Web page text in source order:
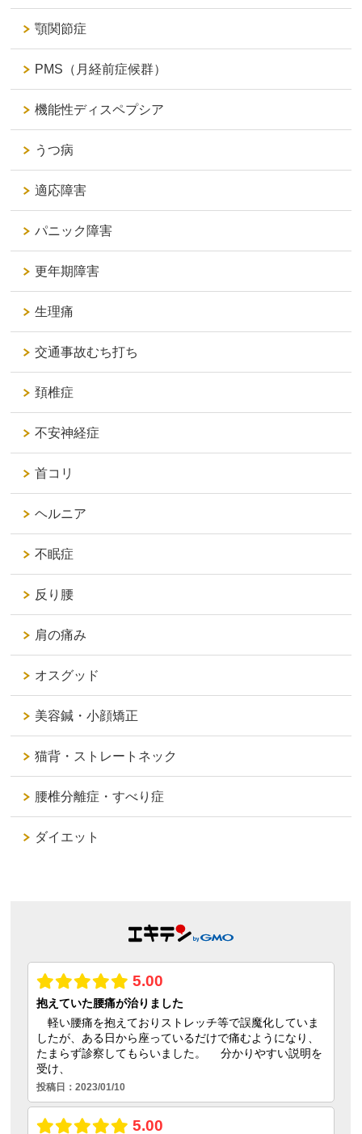
顎関節症
PMS（月経前症候群）
機能性ディスペプシア
うつ病
適応障害
パニック障害
更年期障害
生理痛
交通事故むち打ち
頚椎症
不安神経症
首コリ
ヘルニア
不眠症
反り腰
肩の痛み
オスグッド
美容鍼・小顔矯正
猫背・ストレートネック
腰椎分離症・すべり症
ダイエット